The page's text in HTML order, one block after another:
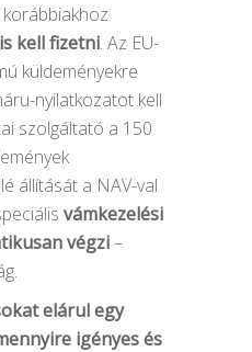
kell fizetni. Az EU-
küldeményekre
nyilatkozatot kell
szolgáltató a 150
állítását a NAV-val
vámkezelési
végzi–
elárul egy
igényes és